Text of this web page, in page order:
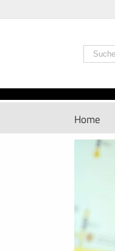
Inhalt
Suche
nach:
Home